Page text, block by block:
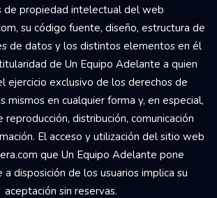
de propiedad intelectual del web
su código fuente, diseño, estructura de
de datos y los distintos elementos en él
de Un Equipo Adelante a quien
ejercicio exclusivo de los derechos de
mismos en cualquier forma y, en especial,
reproducción, distribución, comunicación
El acceso y utilización del sitio web
que Un Equipo Adelante pone
disposición de los usuarios implica su
aceptación sin reservas.